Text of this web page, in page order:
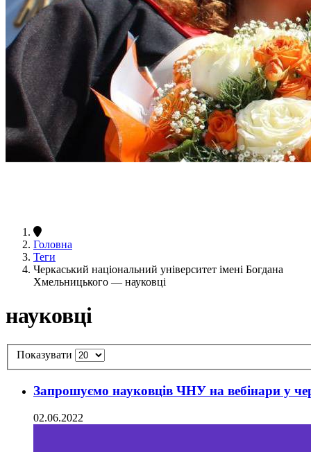
Головна
Теги
Черкаський національний університет імені Богдана
Хмельницького — науковці
науковці
Показувати
Запрошуємо науковців ЧНУ на вебінари у
02.06.2022